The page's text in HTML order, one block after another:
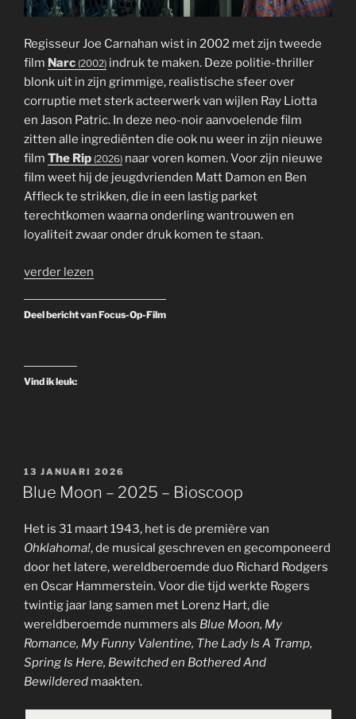
Regisseur Joe Carnahan wist in 2002 met zijn tweede
film Narc (2002) indruk te maken. Deze politie-thriller
blonk uit in zijn grimmige, realistische sfeer over
corruptie met sterk acteerwerk van wijlen Ray Liotta
en Jason Patric. In deze neo-noir aanvoelende film
zitten alle ingrediënten die ook nu weer in zijn nieuwe
film The Rip (2026) naar voren komen. Voor zijn nieuwe
film weet hij de jeugdvrienden Matt Damon en Ben
Affleck te strikken, die in een lastig parket
terechtkomen waarna onderling wantrouwen en
loyaliteit zwaar onder druk komen te staan.
verder lezen
Deel bericht van Focus-Op-Film
Vind ik leuk:
GEPLAATST
OP
13 JANUARI 2026
Blue Moon – 2025 – Bioscoop
Het is 31 maart 1943, het is de première van
Ohklahoma!, de musical geschreven en gecomponeerd
door het latere, wereldberoemde duo Richard Rodgers
en Oscar Hammerstein. Voor die tijd werkte Rogers
twintig jaar lang samen met Lorenz Hart, die
wereldberoemde nummers als Blue Moon, My
Romance, My Funny Valentine, The Lady Is A Tramp,
Spring Is Here, Bewitched en Bothered And
Bewildered maakten.